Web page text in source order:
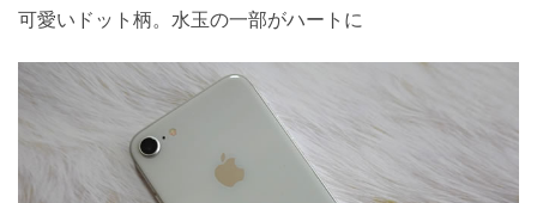
可愛いドット柄。水玉の一部がハートに